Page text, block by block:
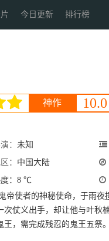
今日更新 排行榜
神作 10.0
： 未知
： 中国大陆
：8 ℃
帝使者的神秘使命，于雨夜
仗义出手，却让他与叶秋
王，需完成残忍的鬼王五祭